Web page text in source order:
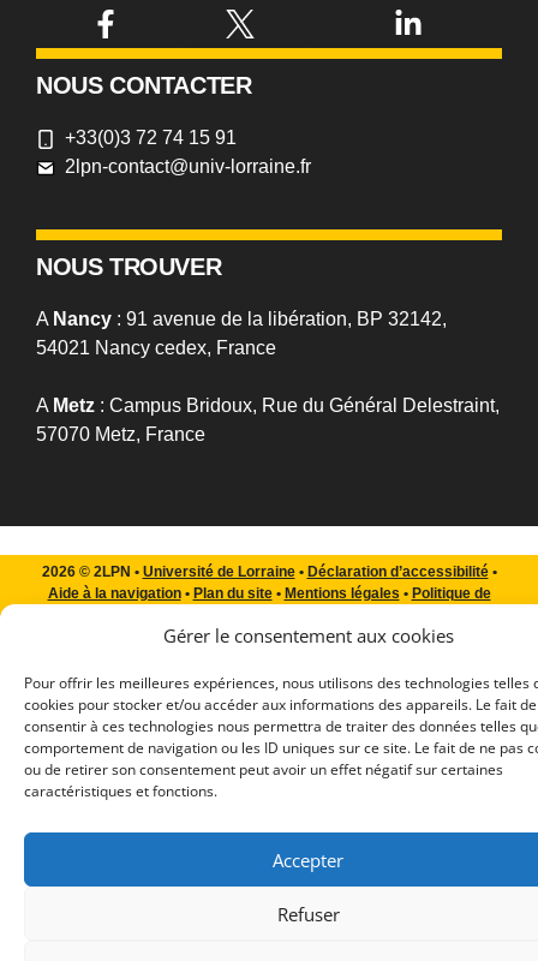
Gérer le consentement aux cookies
Pour offrir les meilleures expériences, nous utilisons des technologies telles
cookies pour stocker et/ou accéder aux informations des appareils. Le fait de
consentir à ces technologies nous permettra de traiter des données telles
comportement de navigation ou les ID uniques sur ce site. Le fait de ne pas
ou de retirer son consentement peut avoir un effet négatif sur certaines
caractéristiques et fonctions.
Accepter
Refuser
NOUS CONTACTER
+33(0)3 72 74 15 91
2lpn-contact@univ-lorraine.fr
NOUS TROUVER
A Nancy : 91 avenue de la libération, BP 32142,
54021 Nancy cedex, France
A Metz : Campus Bridoux, Rue du Général Delestraint,
57070 Metz, France
2026 © 2LPN • Université de Lorraine• Déclaration d’accessibilité•
Aide à la navigation• Plan du site• Mentions légales • Politique de